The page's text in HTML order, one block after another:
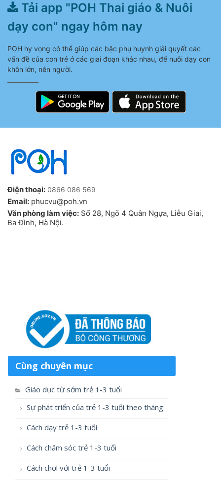
Tải app "POH Thai giáo & Nuôi
dạy con" ngay hôm nay
POH hy vọng có thể giúp các bậc phụ huynh giải quyết các
vấn đề của con trẻ ở các giai đoạn khác nhau, để nuôi dạy con
khôn lớn, nên người.
Điện thoại: 0866 086 569
Email: phucvu@poh.vn
Văn phòng làm việc: Số 28, Ngõ 4 Quân Ngựa, Liễu Giai,
Ba Đình, Hà Nội.
Cùng chuyên mục
Giáo dục từ sớm trẻ 1-3 tuổi
Sự phát triển của trẻ 1-3 tuổi theo tháng
Cách dạy trẻ 1-3 tuổi
Cách chăm sóc trẻ 1-3 tuổi
Cách chơi với trẻ 1-3 tuổi